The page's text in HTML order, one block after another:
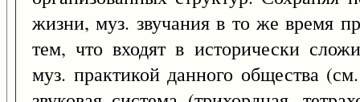
жизни, муз. звучания в то же время
тем, что входят в исторически
муз. практикой данного общества